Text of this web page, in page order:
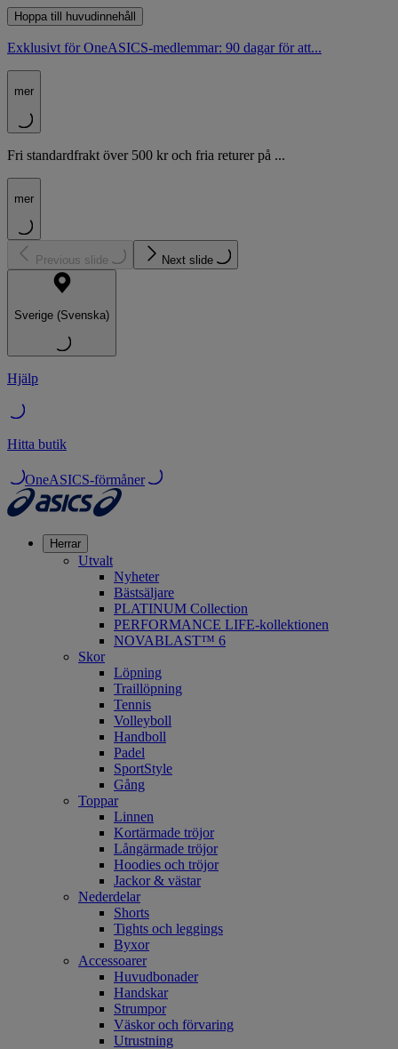
Hoppa till huvudinnehåll
Exklusivt för OneASICS-medlemmar: 90 dagar för att...
mer
Fri standardfrakt över 500 kr och fria returer på ...
mer
Previous slide Next slide
Sverige (Svenska)
Hjälp
Hitta butik
OneASICS-förmåner
Herrar
Utvalt
Nyheter
Bästsäljare
PLATINUM Collection
PERFORMANCE LIFE-kollektionen
NOVABLAST™ 6
Skor
Löpning
Traillöpning
Tennis
Volleyboll
Handboll
Padel
SportStyle
Gång
Toppar
Linnen
Kortärmade tröjor
Långärmade tröjor
Hoodies och tröjor
Jackor & västar
Nederdelar
Shorts
Tights och leggings
Byxor
Accessoarer
Huvudbonader
Handskar
Strumpor
Väskor och förvaring
Utrustning